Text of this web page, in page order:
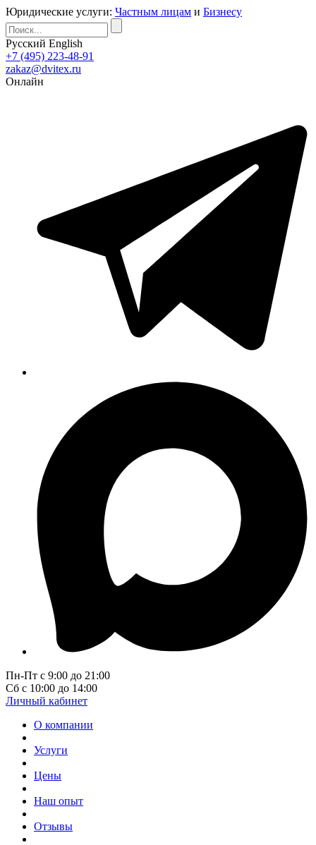
Юридические услуги: Частным лицам и Бизнесу
Русский English
+7 (495) 223-48-91
zakaz@dvitex.ru
Онлайн
Пн-Пт с 9:00 до 21:00
Сб с 10:00 до 14:00
Личный кабинет
О компании
Услуги
Цены
Наш опыт
Отзывы